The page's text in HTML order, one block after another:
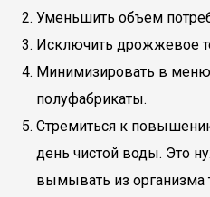
Уменьшить объем
Исключить дрожжевое
Минимизировать в
полуфабрикаты.
Стремиться к
день чистой воды. Это
вымывать из организма